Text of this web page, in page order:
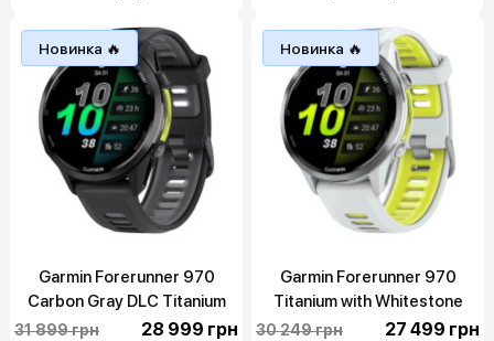
Новинка 🔥
Garmin Forerunner 970
Carbon Gray DLC Titanium
with Black Case and
31 899 грн 28 999 грн
Новинка 🔥
Garmin Forerunner 970
Titanium with Whitestone
Case and
30 249 грн 27 499 грн